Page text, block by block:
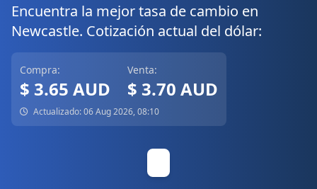
Encuentra la mejor tasa de cambio en
Newcastle. Cotización actual del dólar:
Compra:
$ 3.65 AUD
Venta:
$ 3.70 AUD
Actualizado: 06 Aug 2026, 08:10